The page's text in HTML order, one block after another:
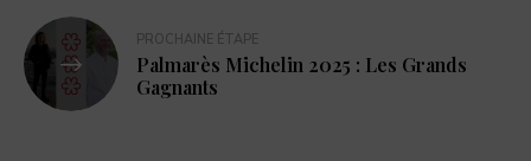
PROCHAINE ÉTAPE
Palmarès Michelin 2025 : Les Grands
Gagnants